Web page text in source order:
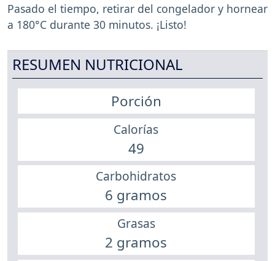
Pasado el tiempo, retirar del congelador y hornear
a 180°C durante 30 minutos. ¡Listo!
RESUMEN NUTRICIONAL
Porción
Calorías
49
Carbohidratos
6 gramos
Grasas
2 gramos